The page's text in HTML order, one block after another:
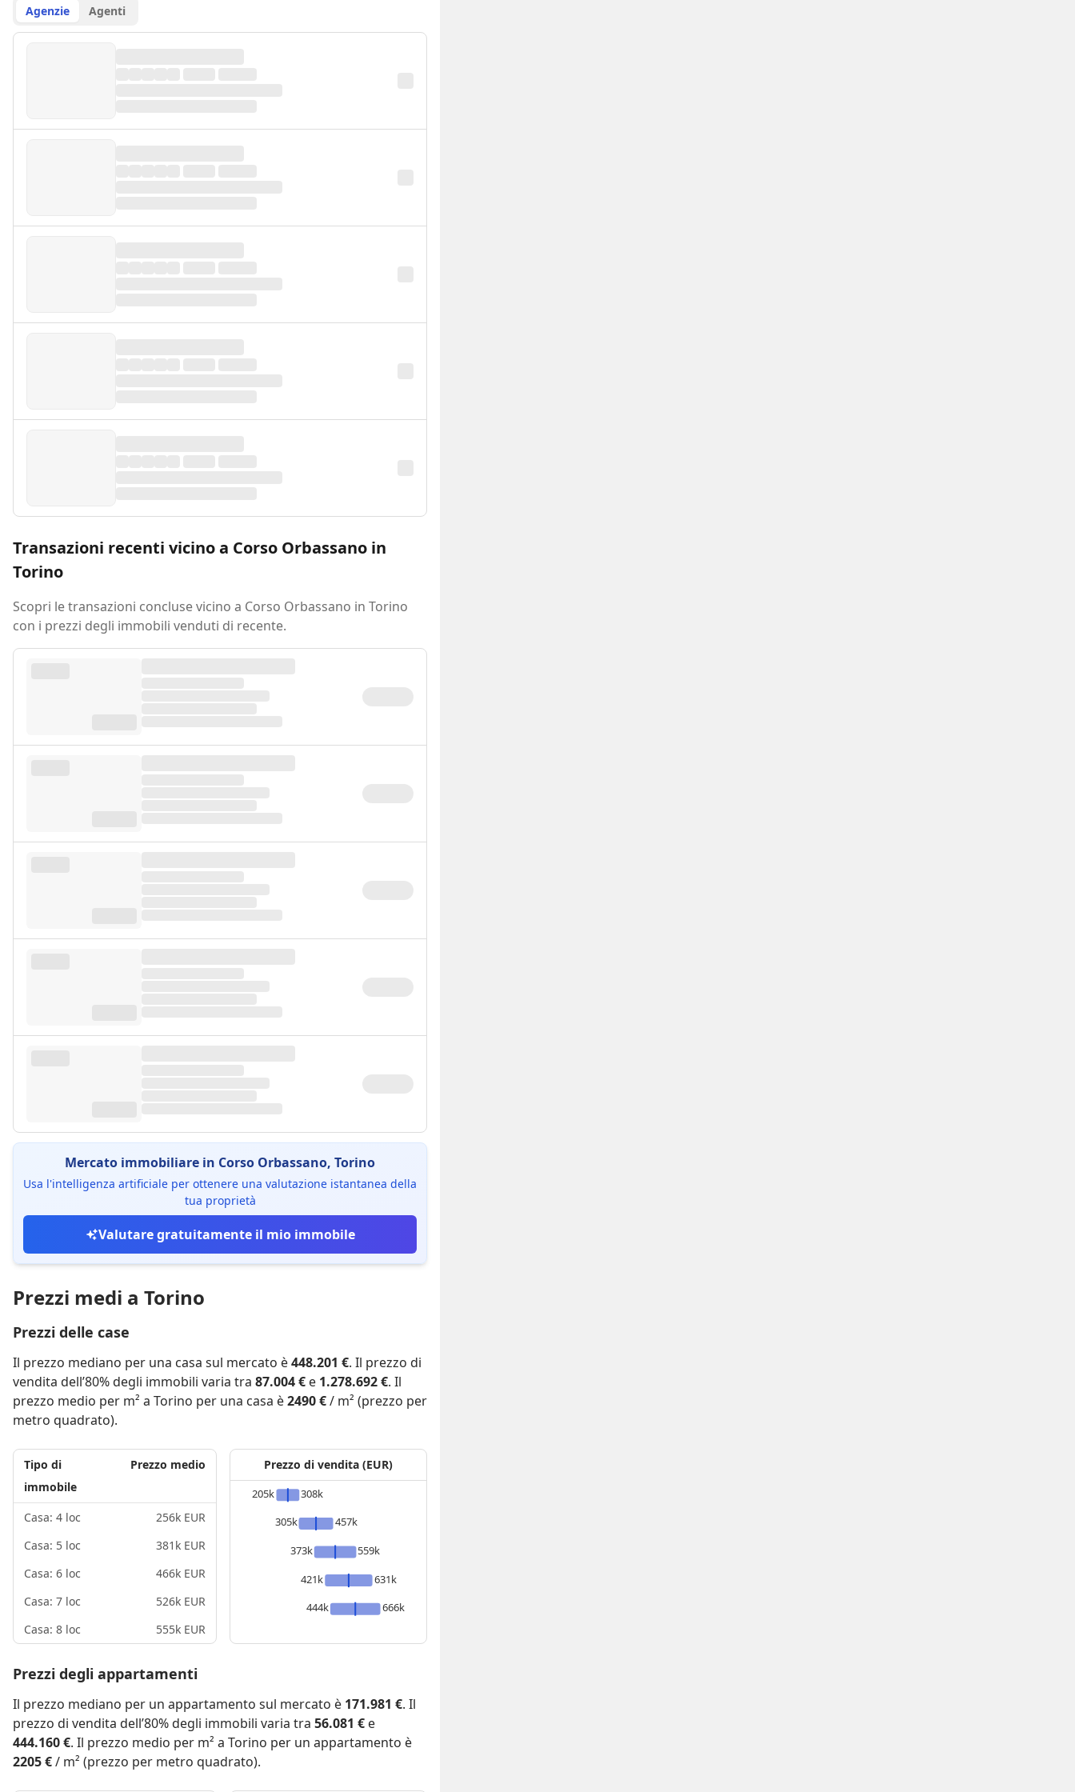
Agenzie Agenti
Transazioni recenti vicino a Corso Orbassano in
Torino
Scopri le transazioni concluse vicino a Corso Orbassano in Torino
con i prezzi degli immobili venduti di recente.
Mercato immobiliare in Corso Orbassano, Torino
Usa l'intelligenza artificiale per ottenere una valutazione istantanea della
tua proprietà
Valutare gratuitamente il mio immobile
Prezzi medi a Torino
Prezzi delle case
Il prezzo mediano per una casa sul mercato è448.201 €. Il prezzo di
vendita dell’80% degli immobili varia tra 87.004 € e 1.278.692 €. Il
prezzo medio per m² a Torino per una casa è2490 €/ m² (prezzo per
metro quadrato).
Tipo di
immobile
Prezzo medio
Casa: 4 loc
256k EUR
Casa: 5 loc
381k EUR
Casa: 6 loc
466k EUR
Casa: 7 loc
526k EUR
Casa: 8 loc
555k EUR
Prezzo di vendita (EUR)
205k
308k
305k
457k
373k
559k
421k
631k
444k
666k
Prezzi degli appartamenti
Il prezzo mediano per un appartamento sul mercato è 171.981 €. Il
prezzo di vendita dell’80% degli immobili varia tra 56.081 € e
444.160 €. Il prezzo medio per m² a Torino per un appartamento è
2205 €/ m² (prezzo per metro quadrato).